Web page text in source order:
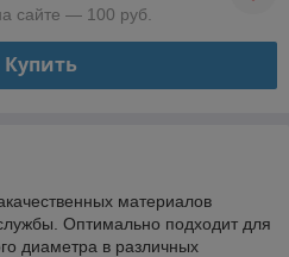
сайте — 100 руб.
Купить
материалов
Оптимально подходит для
диаметра в различных